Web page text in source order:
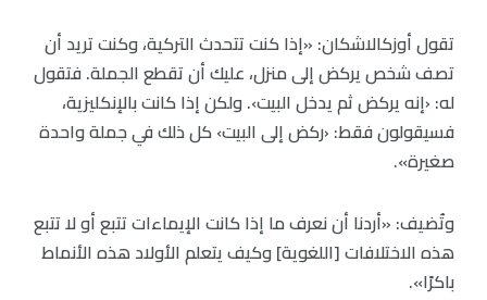
تقول أوزكالاشكان: «إذا كنت تتحدث التركية، وكنت تريد أن
تصف شخص يركض إلى منزل، عليك أن تقطع الجملة. فتقول
له: ‹إنه يركض ثم يدخل البيت›. ولكن إذا كانت بالإنكليزية،
فسيقولون فقط: ‹ركض إلى البيت› كل ذلك في جملة واحدة
صغيرة».
وتُضيف: «أردنا أن نعرف ما إذا كانت الإيماءات تتبع أو لا تتبع
هذه الاختلافات [اللغوية] وكيف يتعلم الأولاد هذه الأنماط
باكرًا».